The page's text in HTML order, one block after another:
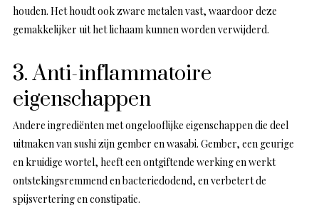
houden. Het houdt ook zware metalen vast, waardoor deze
gemakkelijker uit het lichaam kunnen worden verwijderd.
3. Anti-inflammatoire
eigenschappen
Andere ingrediënten met ongelooflijke eigenschappen die deel
uitmaken van sushi zijn gember en wasabi. Gember, een geurige
en kruidige wortel, heeft een ontgiftende werking en werkt
ontstekingsremmend en bacteriedodend, en verbetert de
spijsvertering en constipatie.